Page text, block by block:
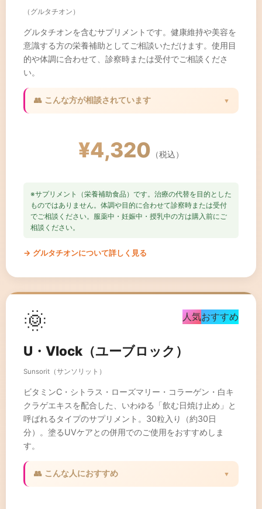
（グルタチオン）
グルタチオンを含むサプリメントです。健康維持や美容を
意識する方の栄養補助としてご相談いただけます。使用目
的や体調に合わせて、診察時または受付でご相談くださ
い。
👥 こんな方が相談されています ▼
✓ 体調や目的に合わせて選びたい方
¥4,320 （税込）
※サプリメント（栄養補助食品）です。治療の代替を目的とした
ものではありません。体調や目的に合わせて診察時または受付
でご相談ください。服薬中・妊娠中・授乳中の方は購入前にご
相談ください。
→ グルタチオンについて詳しく見る
🌞 人気おすすめ
U・Vlock（ユーブロック）
Sunsorit（サンソリット）
ビタミンC・シトラス・ローズマリー・コラーゲン・白キ
クラゲエキスを配合した、いわゆる「飲む日焼け止め」と
呼ばれるタイプのサプリメント。30粒入り（約30日
分）。塗るUVケアとの併用でのご使用をおすすめしま
す。
👥 こんな人におすすめ ▼